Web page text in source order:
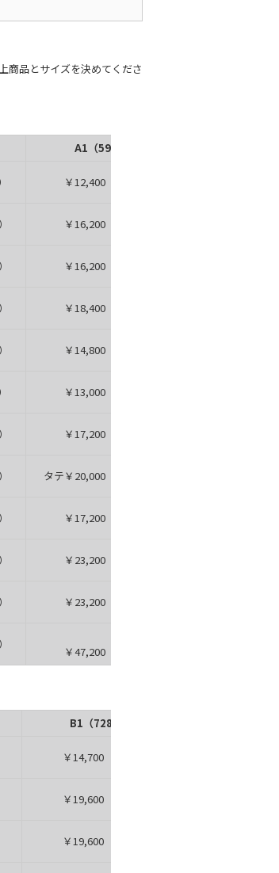
商品とサイズを決めてくださ
A1（594×841）
￥12,400（税込￥13,640）
￥16,200（税込￥17,820）
￥16,200（税込￥17,820）
￥18,400（税込￥20,240）
￥14,800（税込￥16,280）
￥13,000（税込￥14,300）
￥17,200（税込￥18,920）
タテ￥20,000（税込￥22,000）
￥17,200（税込￥18,920）
￥23,200（税込￥25,520）
￥23,200（税込￥25,520）
￥47,200（税込￥51,920）
B1（728×1030）
￥14,700（税込￥16,170）
￥19,600（税込￥21,560）
￥19,600（税込￥21,560）